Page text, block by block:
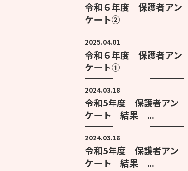
令和６年度 保護者アン
ケート②
2025.04.01
令和６年度 保護者アン
ケート①
2024.03.18
令和5年度 保護者アン
ケート 結果 ...
2024.03.18
令和5年度 保護者アン
ケート 結果 ...